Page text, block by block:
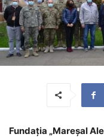
Fundaţia „Mareşal